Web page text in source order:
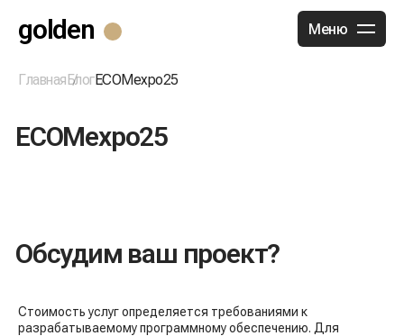
golden Меню
ГлавнаяБлогECOMexpo25
ECOMexpo25
Обсудим ваш проект?
Стоимость услуг определяется требованиями к
разрабатываемому программному обеспечению. Для